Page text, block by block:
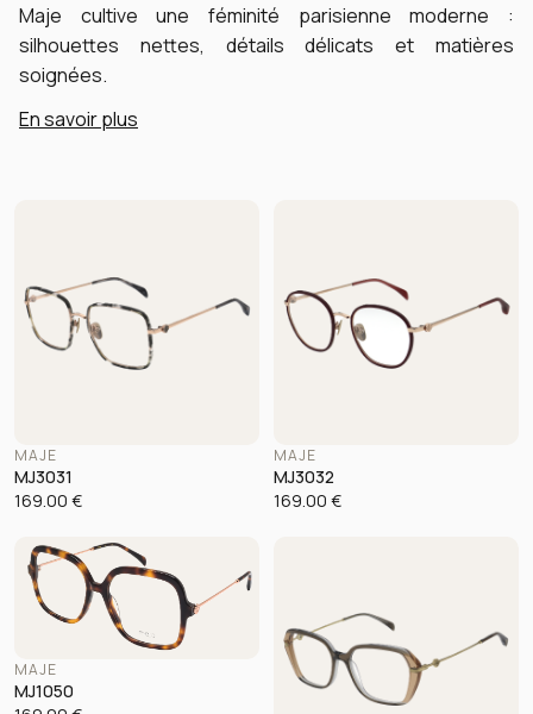
Maje cultive une féminité parisienne moderne :
silhouettes nettes, détails délicats et matières
soignées.
En savoir plus
MAJE
MJ3031
169.00 €
MAJE
MJ3032
169.00 €
MAJE
MJ1050